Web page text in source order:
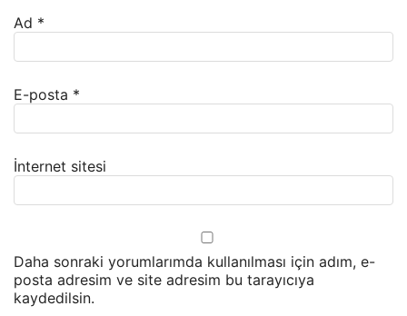
Ad *
E-posta *
İnternet sitesi
Daha sonraki yorumlarımda kullanılması için adım, e-
posta adresim ve site adresim bu tarayıcıya
kaydedilsin.